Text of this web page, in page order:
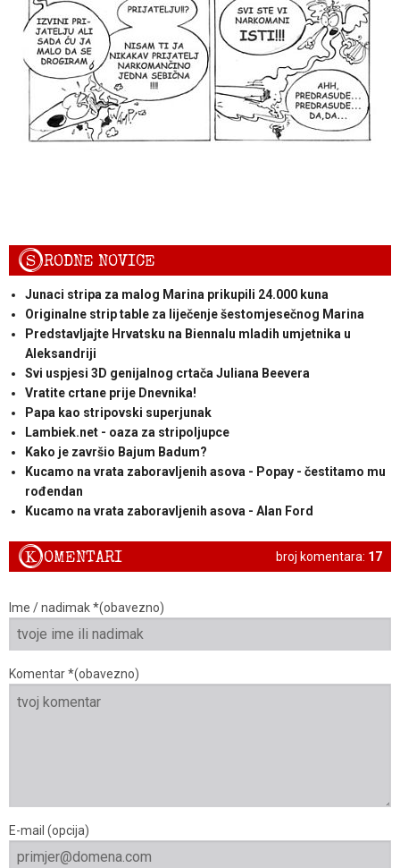
SRODNE NOVICE
Junaci stripa za malog Marina prikupili 24.000 kuna
Originalne strip table za liječenje šestomjesečnog Marina
Predstavljajte Hrvatsku na Biennalu mladih umjetnika u
Aleksandriji
Svi uspjesi 3D genijalnog crtača Juliana Beevera
Vratite crtane prije Dnevnika!
Papa kao stripovski superjunak
Lambiek.net - oaza za stripoljupce
Kako je završio Bajum Badum?
Kucamo na vrata zaboravljenih asova - Popay - čestitamo mu
rođendan
Kucamo na vrata zaboravljenih asova - Alan Ford
broj komentara: 17
KOMENTARI
Ime / nadimak *(obavezno)
Komentar *(obavezno)
E-mail (opcija)